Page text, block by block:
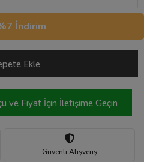
İndirim
Ekle
ve Fiyat İçin İletişime Geçin
Güvenli Alışveriş